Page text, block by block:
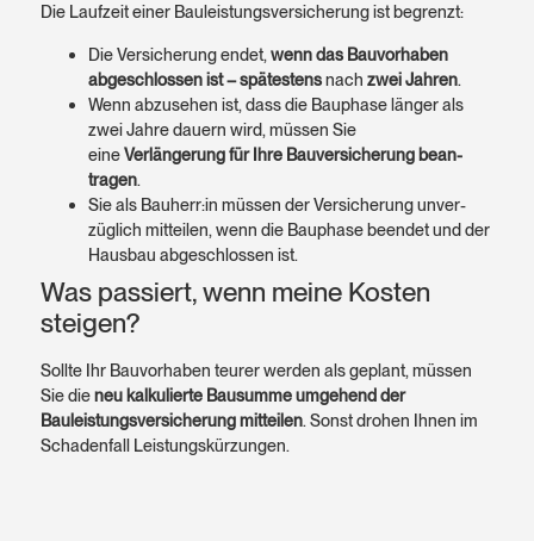
Die Lauf­zeit einer Bauleistungs­versicherung ist begrenzt:
Die Versicherung endet, wenn das Bau­vorhaben
abge­schlossen ist – spätestensnach zwei Jahren.
Wenn abzusehen ist, dass die Bauphase länger als
zwei Jahre dauern wird, müssen Sie
eineVerlängerung für Ihre Bau­versicherung bean­
tragen.
Sie als Bauherr:in müssen der Versicherung unver­
züglich mitteilen, wenn die Bauphase beendet und der
Hausbau abge­schlossen ist.
Was passiert, wenn meine Kosten
steigen?
Sollte Ihr Bau­vorhaben teurer werden als geplant, müssen
Sie dieneu kalku­lierte Bausumme umgehend der
Bauleistungs­versicherung mitteilen. Sonst drohen Ihnen im
Schaden­fall Leistungs­kürzungen.